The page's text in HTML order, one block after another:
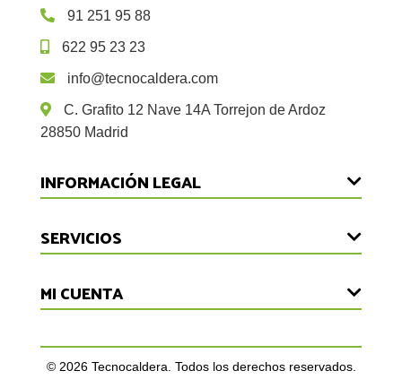
91 251 95 88
622 95 23 23
info@tecnocaldera.com
C. Grafito 12 Nave 14A Torrejon de Ardoz
28850 Madrid
INFORMACIÓN LEGAL
Aviso Legal
Política de Privacidad
Condiciones de Uso
SERVICIOS
Reparaciones
Mantenimiento
MI CUENTA
Registrarse
© 2026Tecnocaldera. Todos los derechos reservados.